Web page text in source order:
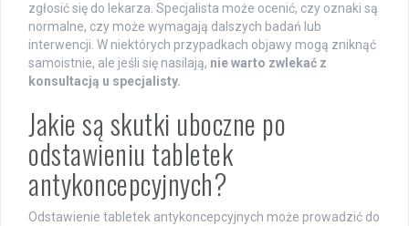
zgłosić się do lekarza. Specjalista może ocenić, czy oznaki są
normalne, czy może wymagają dalszych badań lub
interwencji. W niektórych przypadkach objawy mogą zniknąć
samoistnie, ale jeśli się nasilają, nie warto zwlekać z
konsultacją u specjalisty.
Jakie są skutki uboczne po
odstawieniu tabletek
antykoncepcyjnych?
Odstawienie tabletek antykoncepcyjnych może prowadzić do